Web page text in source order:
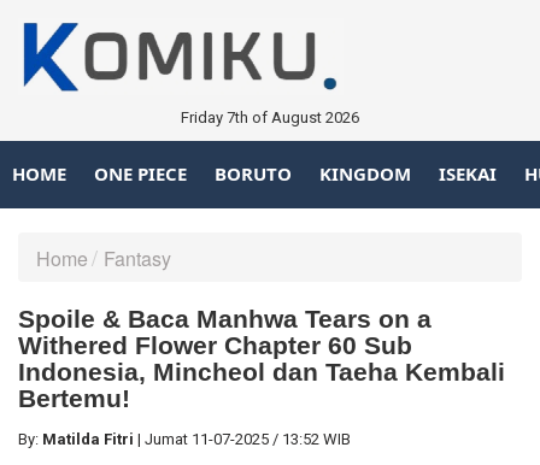
Friday 7th of August 2026
HOME ONE PIECE BORUTO KINGDOM ISEKAI
Home Fantasy
Spoile & Baca Manhwa Tears on a
Withered Flower Chapter 60 Sub
Indonesia, Mincheol dan Taeha Kembali
Bertemu!
By: Matilda Fitri | Jumat 11-07-2025 / 13:52 WIB